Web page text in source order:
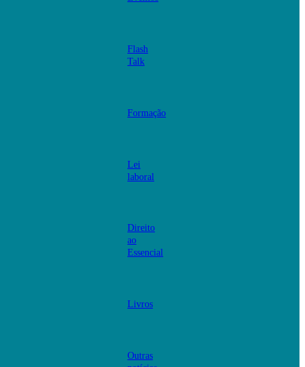
Flash
Talk
Formação
Lei
laboral
Direito
ao
Essencial
Livros
Outras